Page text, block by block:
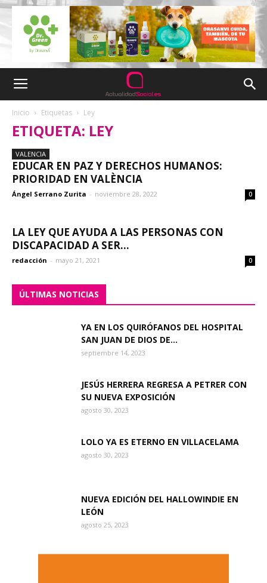
Inicio Etiquetas Ley
ETIQUETA: LEY
VALENCIA
EDUCAR EN PAZ Y DERECHOS HUMANOS:
PRIORIDAD EN VALÈNCIA
Ángel Serrano Zurita - noviembre 28, 2022 0
LA LEY QUE AYUDA A LAS PERSONAS CON
DISCAPACIDAD A SER...
redacción - mayo 21, 2021 0
ÚLTIMAS NOTICIAS
YA EN LOS QUIRÓFANOS DEL HOSPITAL
SAN JUAN DE DIOS DE...
septiembre 14, 2023
JESÚS HERRERA REGRESA A PETRER CON
SU NUEVA EXPOSICIÓN
agosto 30, 2023
LOLO YA ES ETERNO EN VILLACELAMA
agosto 30, 2023
NUEVA EDICIÓN DEL HALLOWINDIE EN
LEÓN
agosto 25, 2023